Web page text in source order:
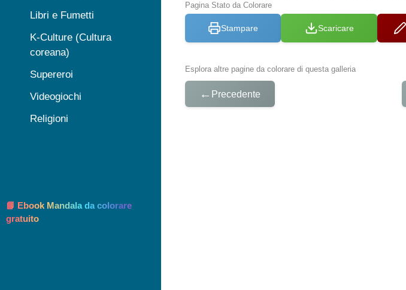
Pagina Stato da Colorare
Stampare Scaricare
Esplora altre pagine da colorare di questa galleria
← Precedente
Libri e Fumetti
K-Culture (Cultura
coreana)
Supereroi
Videogiochi
Religioni
📘 Ebook Mandala da colorare
gratuito